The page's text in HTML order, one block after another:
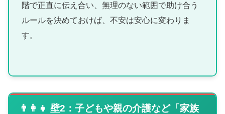
階で正直に伝え合い、無理のない範囲で助け合う
ルールを決めておけば、不安は安心に変わりま
す。
👨‍👩‍👧 壁2：子どもや親の介護など「家族